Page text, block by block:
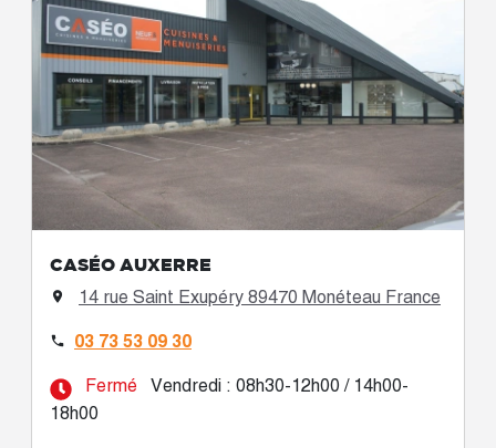
CASÉO AUXERRE
 14 rue Saint Exupéry 89470 Monéteau France
 03 73 53 09 30
Fermé
Vendredi : 08h30-12h00 / 14h00-
18h00